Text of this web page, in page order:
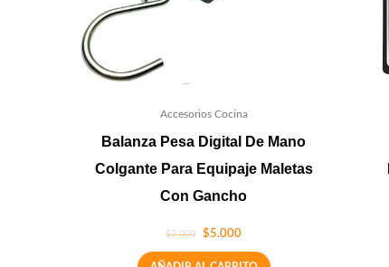
Accesorios Cocina
Balanza Pesa Digital De Mano
Colgante Para Equipaje Maletas
Con Gancho
$7.000 $5.000